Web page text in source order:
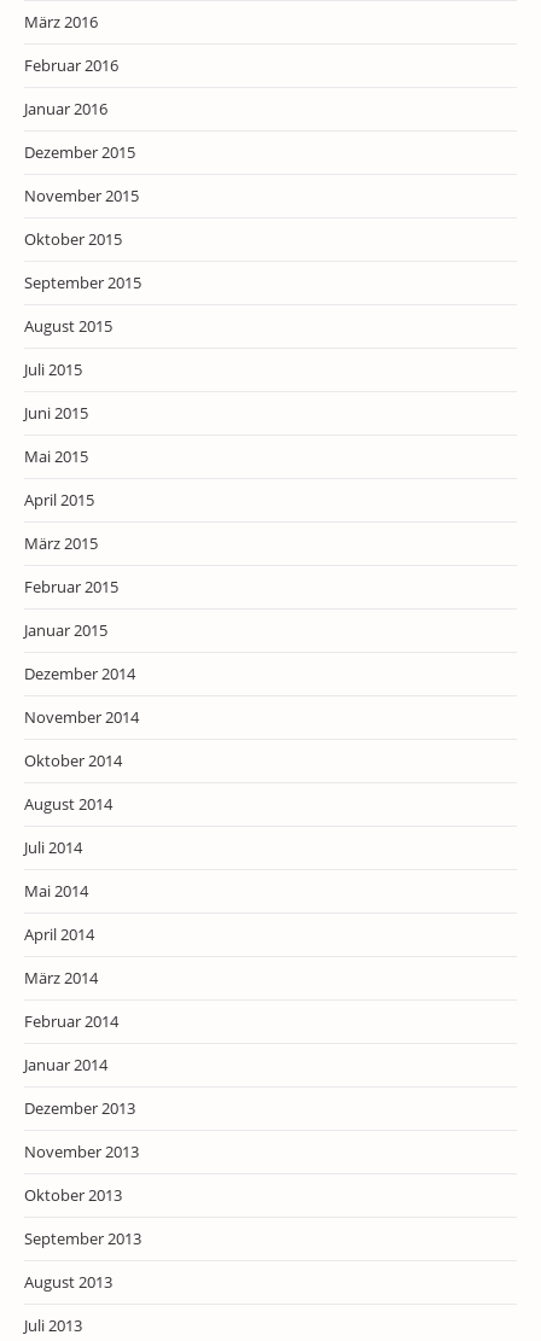
März 2016
Februar 2016
Januar 2016
Dezember 2015
November 2015
Oktober 2015
September 2015
August 2015
Juli 2015
Juni 2015
Mai 2015
April 2015
März 2015
Februar 2015
Januar 2015
Dezember 2014
November 2014
Oktober 2014
August 2014
Juli 2014
Mai 2014
April 2014
März 2014
Februar 2014
Januar 2014
Dezember 2013
November 2013
Oktober 2013
September 2013
August 2013
Juli 2013